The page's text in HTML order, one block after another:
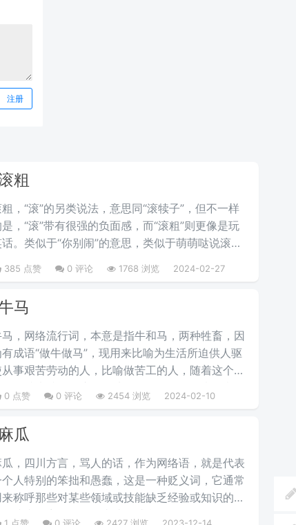
注册
粗
，“滚”的另类说法，意思同“滚犊子”，但不一样
是，“滚”带有很强的负面感，而“滚粗”则更像是玩
。类似于“你别闹”的意思，类似于萌萌哒说滚粗
385 点赞 0 评论 1768 浏览 2024-02-27
马
，网络流行词，本意是指牛和马，两种牲畜，因
有成语“做牛做马”，现用来比喻为生活所迫供人驱
事艰苦劳动的人，比喻做苦工的人，随着这个梗
的人越来越多，这个梗从最开始的很强的嘲讽意
，慢慢演变成了调侃，现在很多人用这个梗来调侃
0 点赞 0 评论 2454 浏览 2024-02-10
麻瓜
瓜，四川方言，骂人的话，作为网络语，就是代表
人特别的笨拙和愚蠢，这是一种贬义词，它通常
来称呼那些对某些领域或技能缺乏经验或知识的
，或者形容一个人做事让人感觉滑稽可笑，如今在
1 点赞 0 评论 2427 浏览 2023-12-14